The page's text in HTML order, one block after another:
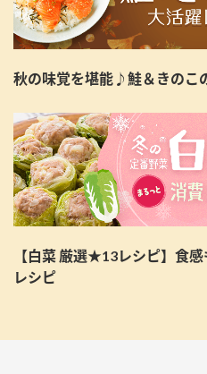
秋の味覚を堪能♪鮭＆きのこ
【白菜 厳選★13レシピ】食
レシピ